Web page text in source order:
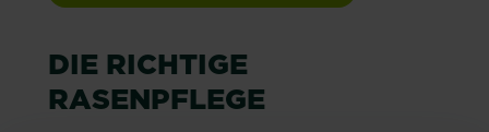
DIE RICHTIGE
RASENPFLEGE